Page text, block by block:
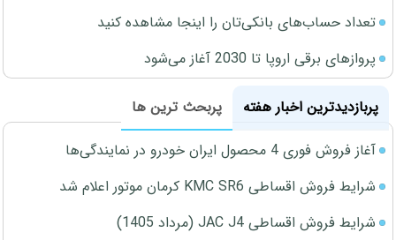
تعداد حساب‌های بانکی‌تان را اینجا مشاهده کنید
پروازهای برقی اروپا تا 2030 آغاز می‌شود
پربازدیدترین اخبار هفته
پربحث ترین ها
آغاز فروش فوری 4 محصول ایران خودرو در نمایندگی‌ها
شرایط فروش اقساطی KMC SR6 کرمان موتور اعلام شد
شرایط فروش اقساطی JAC J4 (مرداد 1405)